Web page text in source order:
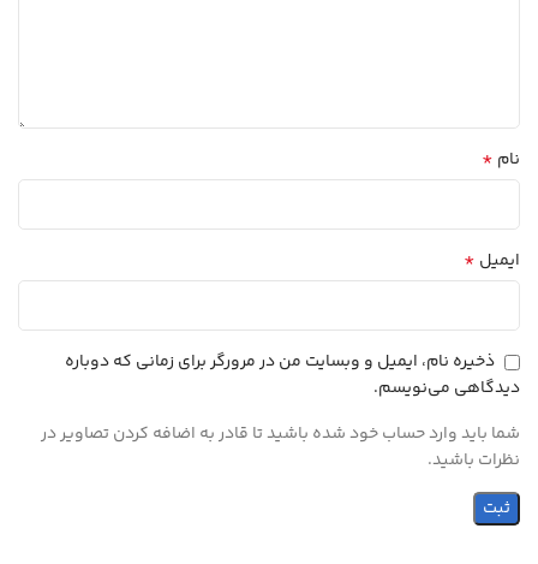
نام *
ایمیل *
ذخیره نام، ایمیل و وبسایت من در مرورگر برای زمانی که دوباره
دیدگاهی می‌نویسم.
شما باید وارد حساب خود شده باشید تا قادر به اضافه کردن تصاویر در
نظرات باشید.